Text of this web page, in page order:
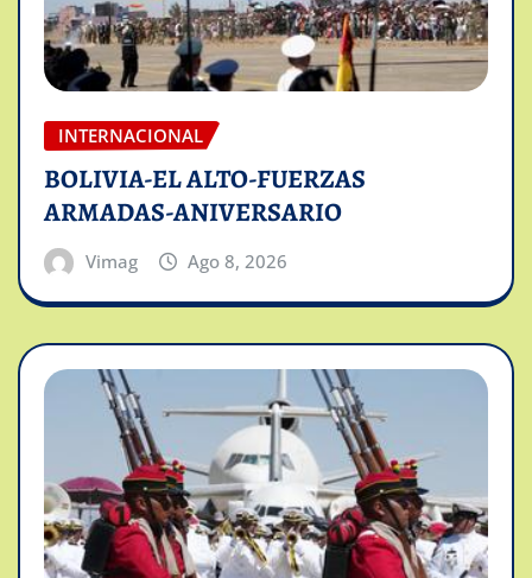
INTERNACIONAL
BOLIVIA-EL ALTO-FUERZAS
ARMADAS-ANIVERSARIO
Vimag Ago 8, 2026